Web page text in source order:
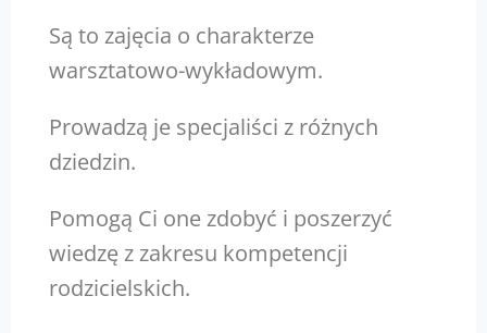
Są to zajęcia o charakterze
warsztatowo-wykładowym.
Prowadzą je specjaliści z różnych
dziedzin.
Pomogą Ci one zdobyć i poszerzyć
wiedzę z zakresu kompetencji
rodzicielskich.